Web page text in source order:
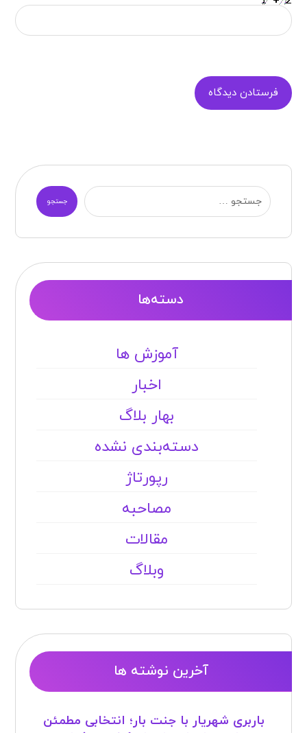
اخبار
بهار بلاگ
دسته‌بندی نشده
رپورتاژ
مصاحبه
مقالات
وبلاگ
آخرین نوشته ها
برای حمل بار و اسباب‌کشی حرفه‌ای